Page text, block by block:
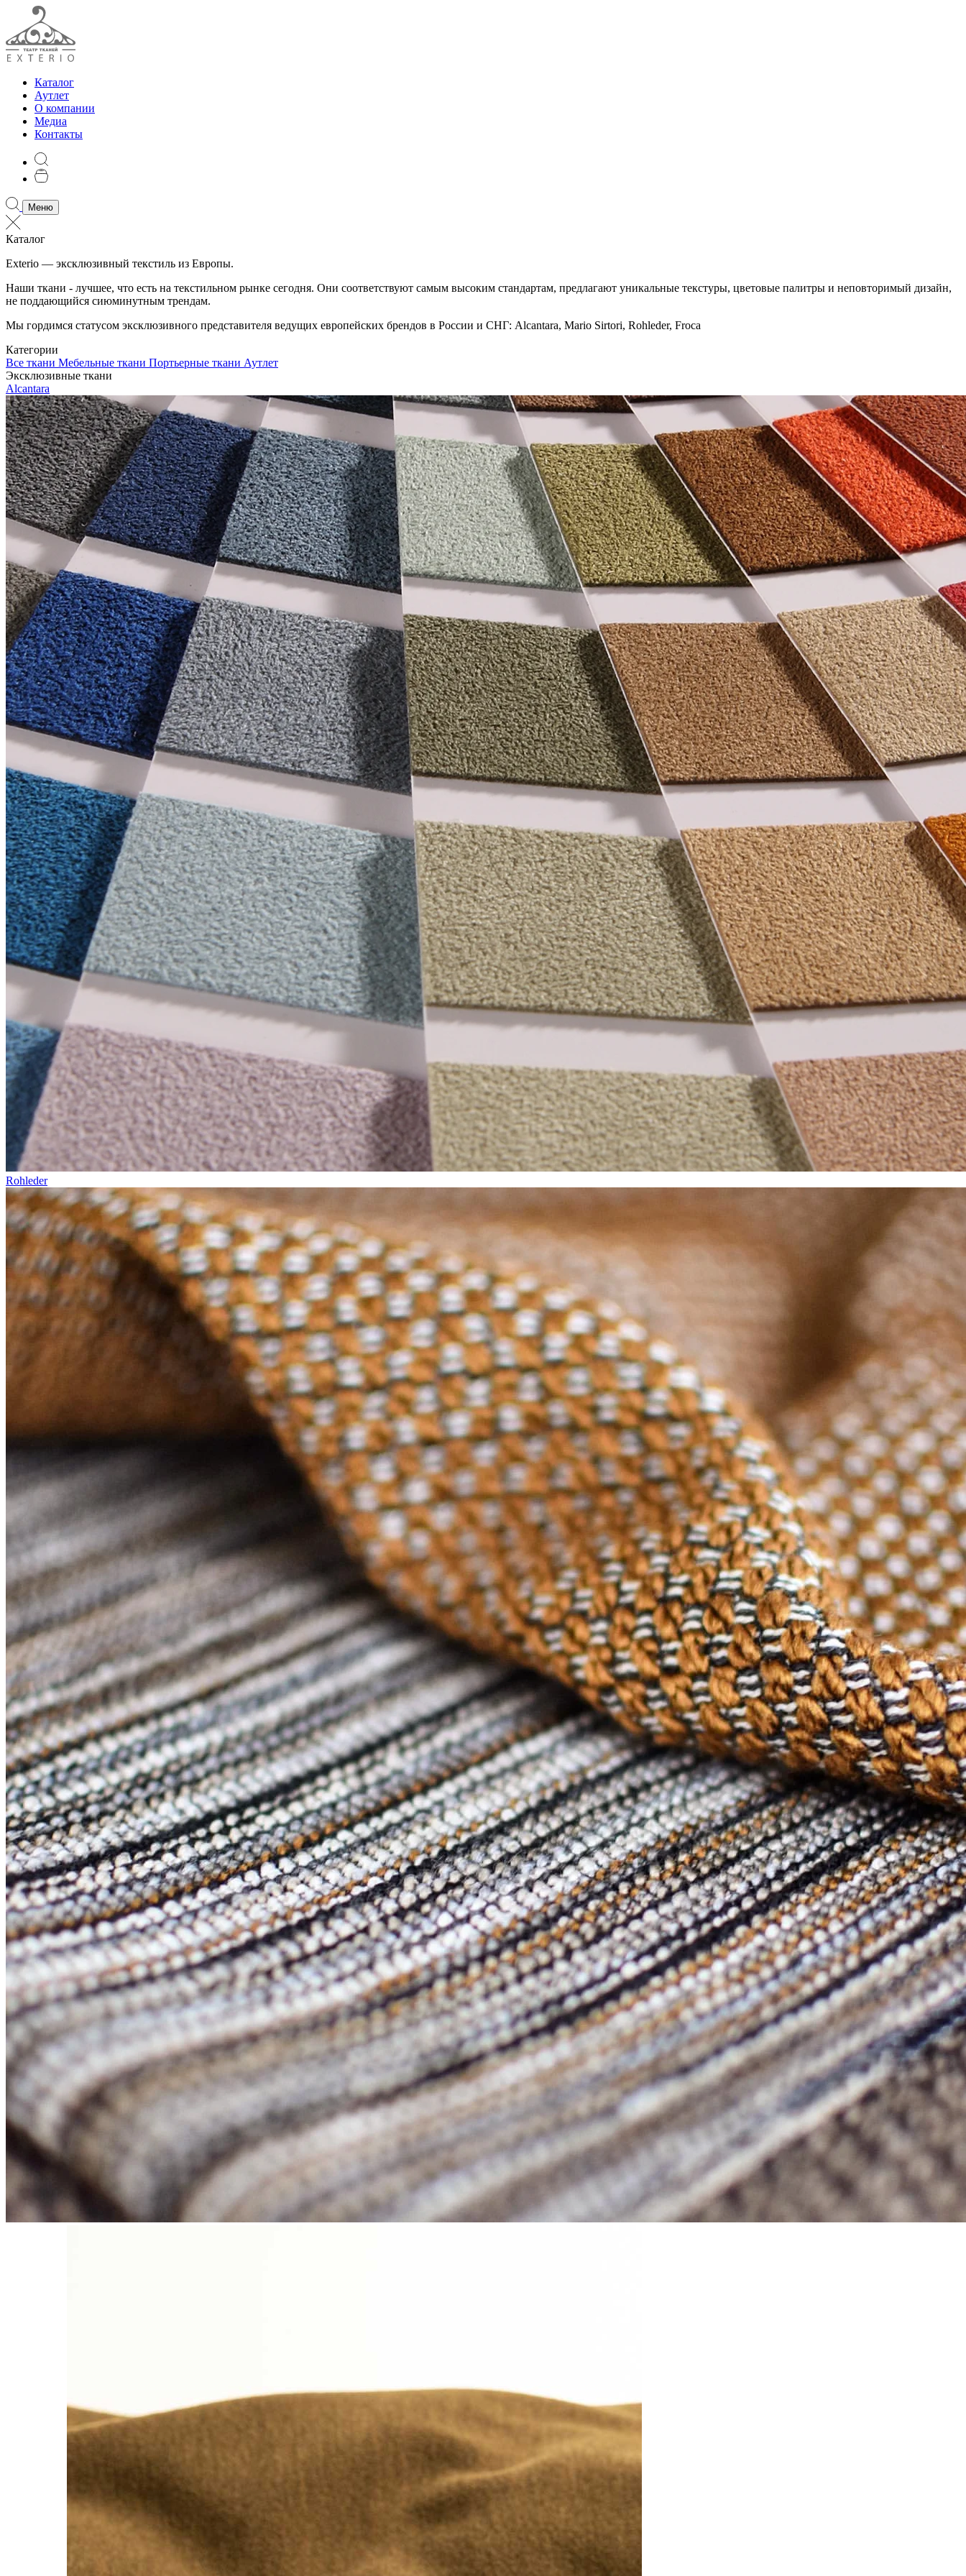
Каталог
Аутлет
О компании
Медиа
Контакты
Меню
Каталог
Exterio — эксклюзивный текстиль из Европы.
Наши ткани - лучшее, что есть на текстильном рынке сегодня. Они соответствуют самым высоким стандартам, предлагают уникальные текстуры, цветовые палитры и неповторимый дизайн,
не поддающийся сиюминутным трендам.
Мы гордимся статусом эксклюзивного представителя ведущих европейских брендов в России и СНГ: Alcantara, Mario Sirtori, Rohleder, Froca
Категории
Все ткани Мебельные ткани Портьерные ткани Аутлет
Эксклюзивные ткани
Alcantara
Rohleder